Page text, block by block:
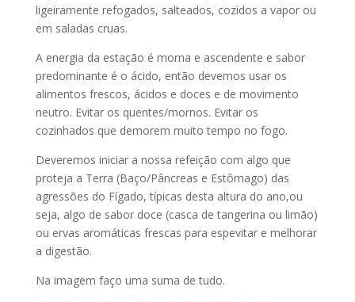
ligeiramente refogados, salteados, cozidos a vapor ou
em saladas cruas.
A energia da estação é morna e ascendente e sabor
predominante é o ácido, então devemos usar os
alimentos frescos, ácidos e doces e de movimento
neutro. Evitar os quentes/mornos. Evitar os
cozinhados que demorem muito tempo no fogo.
Deveremos iniciar a nossa refeição com algo que
proteja a Terra (Baço/Pâncreas e Estômago) das
agressões do Fígado, típicas desta altura do ano,ou
seja, algo de sabor doce (casca de tangerina ou limão)
ou ervas aromáticas frescas para espevitar e melhorar
a digestão.
Na imagem faço uma suma de tudo.